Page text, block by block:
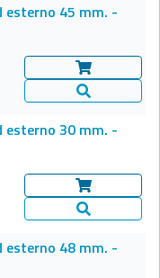
esterno 45 mm. -
Aggiungi al
Vedi Dettagli
esterno 30 mm. -
Aggiungi al
Vedi Dettagli
esterno 48 mm. -